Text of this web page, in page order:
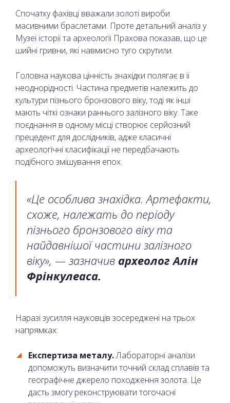
Спочатку фахівці вважали золоті вироби
масивними браслетами. Проте детальний аналіз у
Музеї історії та археології Прахова показав, що це
шийні гривни, які навмисно туго скрутили.
Головна наукова цінність знахідки полягає в її
неоднорідності. Частина предметів належить до
культури пізнього бронзового віку, тоді як інші
мають чіткі ознаки раннього залізного віку. Таке
поєднання в одному місці створює серйозний
прецедент для дослідників, адже класичні
археологічні класифікації не передбачають
подібного змішування епох.
«Це особлива знахідка. Артефакти,
схоже, належать до періоду
пізнього бронзового віку та
найдавнішої частини залізного
віку», — зазначив археолог Алін
Фрінкулеаса.
Наразі зусилля науковців зосереджені на трьох
напрямках:
Експертиза металу.Лабораторні аналізи
допоможуть визначити точний склад сплавів та
географічне джерело походження золота. Це
дасть змогу реконструювати тогочасні